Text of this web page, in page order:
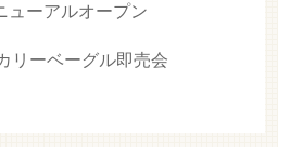
ューアルオープン
リーベーグル即売会